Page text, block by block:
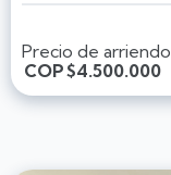
Precio de arriendo
COP$4.500.000